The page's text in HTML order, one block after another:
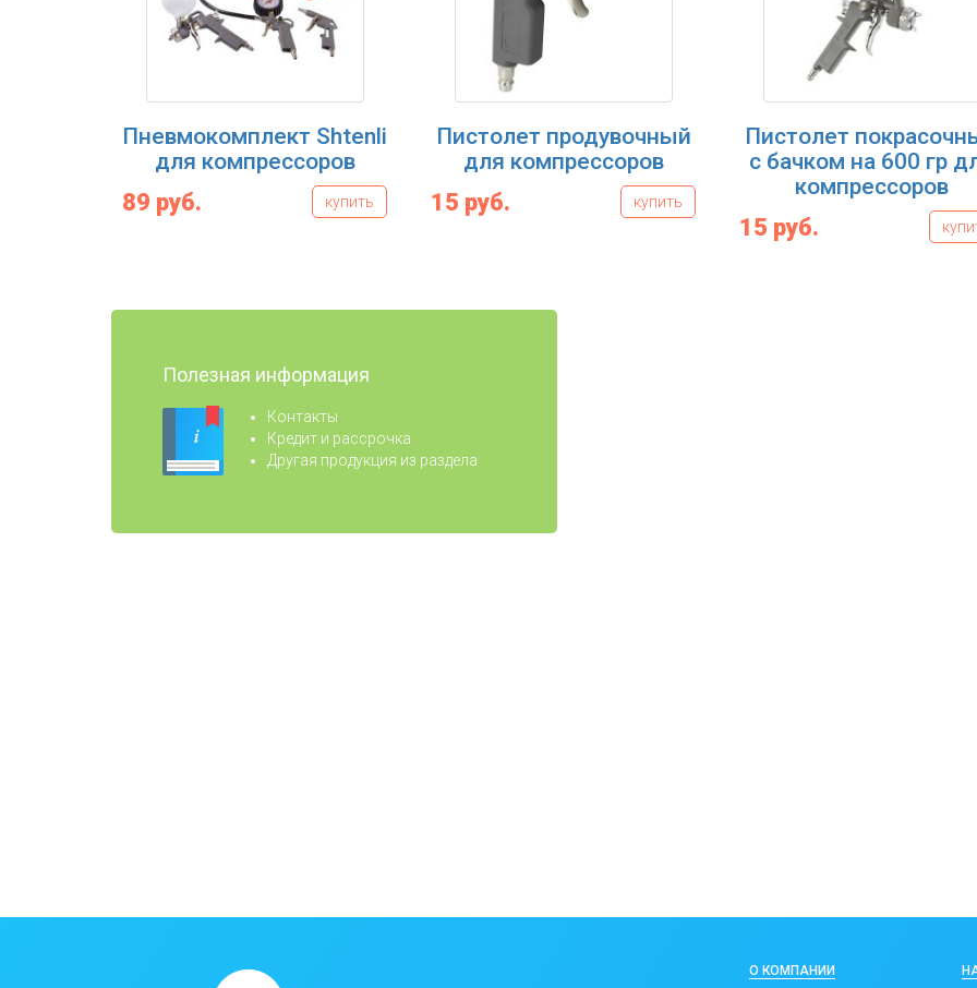
Пневмокомплект Shtenli
для компрессоров
89 руб. купить
Пистолет продувочный
для компрессоров
15 руб. купить
Пистолет
с бачком на 600 гр
компрессоров
15 руб.
Полезная информация
Контакты
Кредит и рассрочка
Другая продукция из раздела
О КОМПАНИИ